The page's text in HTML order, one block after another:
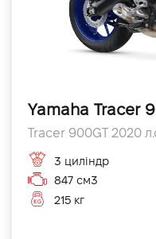
Yamaha Tracer
Tracer 900GT 2020
3 циліндр
847 см3
215 кг